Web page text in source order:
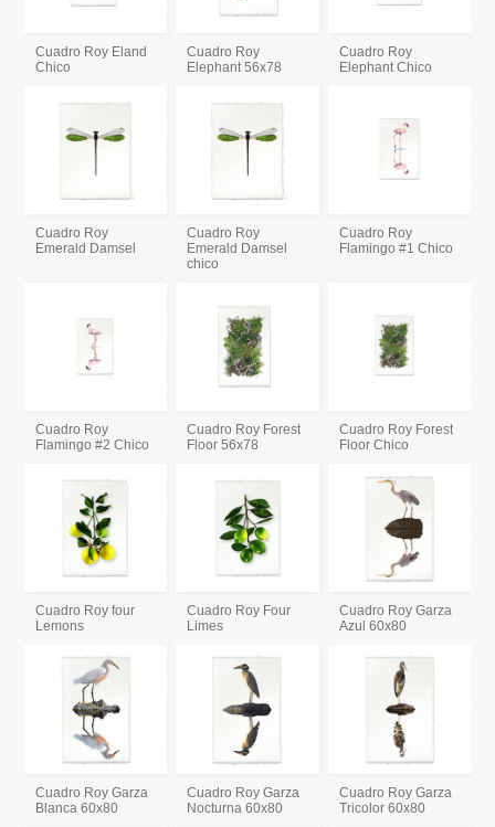
Cuadro Roy Eland
Chico
Cuadro Roy
Elephant 56x78
Cuadro Roy
Elephant Chico
Cuadro Roy
Emerald Damsel
Cuadro Roy
Emerald Damsel
chico
Cuadro Roy
Flamingo #1 Chico
Cuadro Roy
Flamingo #2 Chico
Cuadro Roy Forest
Floor 56x78
Cuadro Roy Forest
Floor Chico
Cuadro Roy four
Lemons
Cuadro Roy Four
Limes
Cuadro Roy Garza
Azul 60x80
Cuadro Roy Garza
Blanca 60x80
Cuadro Roy Garza
Nocturna 60x80
Cuadro Roy Garza
Tricolor 60x80